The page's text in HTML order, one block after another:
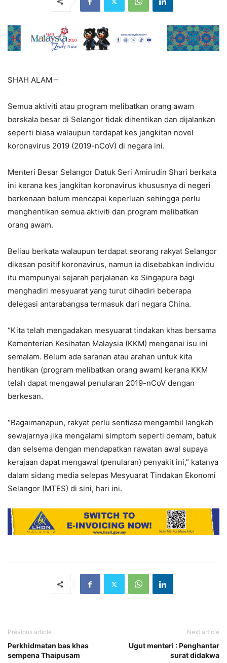
SHAH ALAM –
Semua aktiviti atau program melibatkan orang awam
berskala besar di Selangor tidak dihentikan dan dijalankan
seperti biasa walaupun terdapat kes jangkitan novel
koronavirus 2019 (2019-nCoV) di negara ini.
Menteri Besar Selangor Datuk Seri Amirudin Shari berkata
ini kerana kes jangkitan koronavirus khususnya di negeri
berkenaan belum mencapai keperluan sehingga perlu
menghentikan semua aktiviti dan program melibatkan
orang awam.
Beliau berkata walaupun terdapat seorang rakyat Selangor
dikesan positif koronavirus, namun ia disebabkan individu
itu mempunyai sejarah perjalanan ke Singapura bagi
menghadiri mesyuarat yang turut dihadiri beberapa
delegasi antarabangsa termasuk dari negara China.
“Kita telah mengadakan mesyuarat tindakan khas bersama
Kementerian Kesihatan Malaysia (KKM) mengenai isu ini
semalam. Belum ada saranan atau arahan untuk kita
hentikan (program melibatkan orang awam) kerana KKM
telah dapat mengawal penularan 2019-nCoV dengan
berkesan.
“Bagaimanapun, rakyat perlu sentiasa mengambil langkah
sewajarnya jika mengalami simptom seperti demam, batuk
dan selsema dengan mendapatkan rawatan awal supaya
kerajaan dapat mengawal (penularan) penyakit ini,” katanya
dalam sidang media selepas Mesyuarat Tindakan Ekonomi
Selangor (MTES) di sini, hari ini.
Previous article
Perkhidmatan bas khas
sempena Thaipusam
Next article
Ugut menteri : Penghantar
surat didakwa